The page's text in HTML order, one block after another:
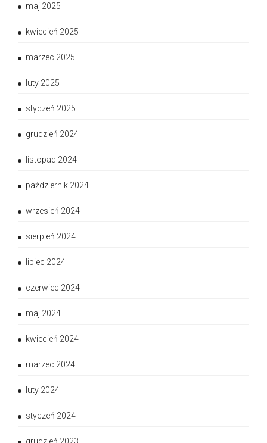
maj 2025
kwiecień 2025
marzec 2025
luty 2025
styczeń 2025
grudzień 2024
listopad 2024
październik 2024
wrzesień 2024
sierpień 2024
lipiec 2024
czerwiec 2024
maj 2024
kwiecień 2024
marzec 2024
luty 2024
styczeń 2024